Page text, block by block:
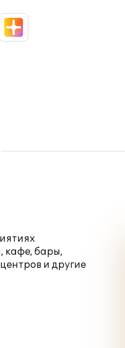
кафе, бары,
и другие